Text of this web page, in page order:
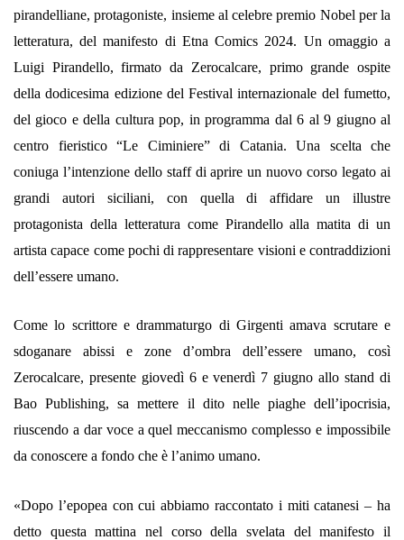
pirandelliane, protagoniste, insieme al celebre premio Nobel per la
letteratura, del manifesto di Etna Comics 2024. Un omaggio a
Luigi Pirandello, firmato da Zerocalcare, primo grande ospite
della dodicesima edizione del Festival internazionale del fumetto,
del gioco e della cultura pop, in programma dal 6 al 9 giugno al
centro fieristico “Le Ciminiere” di Catania. Una scelta che
coniuga l’intenzione dello staff di aprire un nuovo corso legato ai
grandi autori siciliani, con quella di affidare un illustre
protagonista della letteratura come Pirandello alla matita di un
artista capace come pochi di rappresentare visioni e contraddizioni
dell’essere umano.
Come lo scrittore e drammaturgo di Girgenti amava scrutare e
sdoganare abissi e zone d’ombra dell’essere umano, così
Zerocalcare, presente giovedì 6 e venerdì 7 giugno allo stand di
Bao Publishing, sa mettere il dito nelle piaghe dell’ipocrisia,
riuscendo a dar voce a quel meccanismo complesso e impossibile
da conoscere a fondo che è l’animo umano.
«Dopo l’epopea con cui abbiamo raccontato i miti catanesi – ha
detto questa mattina nel corso della svelata del manifesto il